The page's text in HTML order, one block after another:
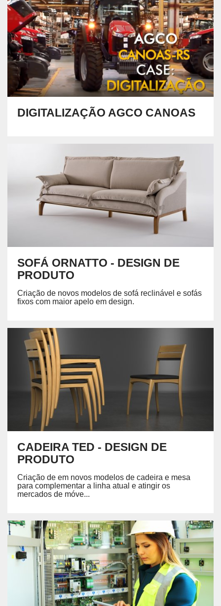
DIGITALIZAÇÃO AGCO CANOAS
SOFÁ ORNATTO - DESIGN DE
PRODUTO
Criação de novos modelos de sofá reclinável e sofás
fixos com maior apelo em design.
CADEIRA TED - DESIGN DE
PRODUTO
Criação de em novos modelos de cadeira e mesa
para complementar a linha atual e atingir os
mercados de móve...